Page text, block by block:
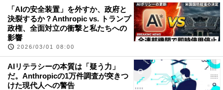
「AIの安全装置」を外すか、政府と
決裂するか？Anthropic vs. トランプ
政権、全面対立の衝撃と私たちへの
影響
2026/03/01 08:00
AIリテラシーの本質は「疑う力」
だ。Anthropicの1万件調査が突きつ
けた現代人への警告